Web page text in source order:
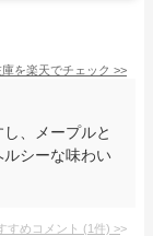
を楽天でチェック >>
、メープルと
シーな味わい
すめコメント (1件) >